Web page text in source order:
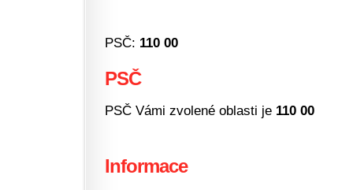
PSČ: 110 00
PSČ
PSČ Vámi zvolené oblasti je 110 00
Informace